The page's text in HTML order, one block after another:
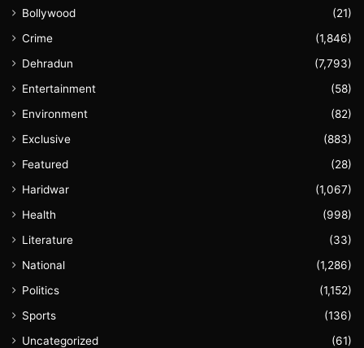
Bollywood
(21)
Crime
(1,846)
Dehradun
(7,793)
Entertainment
(58)
Environment
(82)
Exclusive
(883)
Featured
(28)
Haridwar
(1,067)
Health
(998)
Literature
(33)
National
(1,286)
Politics
(1,152)
Sports
(136)
Uncategorized
(61)